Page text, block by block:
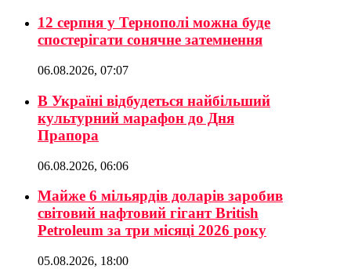
12 серпня у Тернополі можна буде
спостерігати сонячне затемнення
06.08.2026, 07:07
В Україні відбудеться найбільший
культурний марафон до Дня
Прапора
06.08.2026, 06:06
Майже 6 мільярдів доларів заробив
світовий нафтовий гігант British
Petroleum за три місяці 2026 року
05.08.2026, 18:00